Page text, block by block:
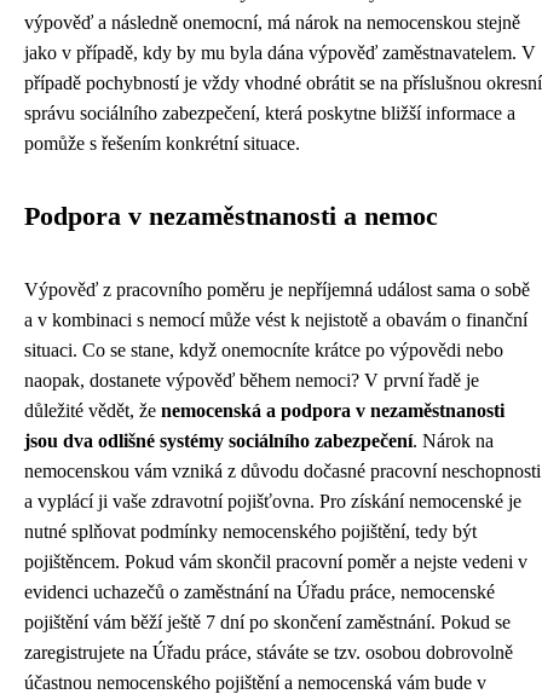
výpověď a následně onemocní, má nárok na nemocenskou stejně
jako v případě, kdy by mu byla dána výpověď zaměstnavatelem. V
případě pochybností je vždy vhodné obrátit se na příslušnou okresní
správu sociálního zabezpečení, která poskytne bližší informace a
pomůže s řešením konkrétní situace.
Podpora v nezaměstnanosti a nemoc
Výpověď z pracovního poměru je nepříjemná událost sama o sobě
a v kombinaci s nemocí může vést k nejistotě a obavám o finanční
situaci. Co se stane, když onemocníte krátce po výpovědi nebo
naopak, dostanete výpověď během nemoci? V první řadě je
důležité vědět, že nemocenská a podpora v nezaměstnanosti
jsou dva odlišné systémy sociálního zabezpečení. Nárok na
nemocenskou vám vzniká z důvodu dočasné pracovní neschopnosti
a vyplácí ji vaše zdravotní pojišťovna. Pro získání nemocenské je
nutné splňovat podmínky nemocenského pojištění, tedy být
pojištěncem. Pokud vám skončil pracovní poměr a nejste vedeni v
evidenci uchazečů o zaměstnání na Úřadu práce, nemocenské
pojištění vám běží ještě 7 dní po skončení zaměstnání. Pokud se
zaregistrujete na Úřadu práce, stáváte se tzv. osobou dobrovolně
účastnou nemocenského pojištění a nemocenská vám bude v